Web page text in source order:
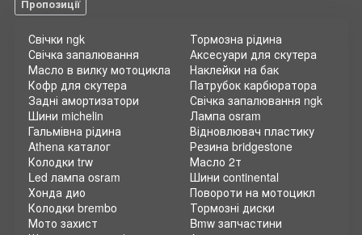
зручний для вас час, а доставка буде здійснена оперативно
Пропозиції
Свічки ngk
Свічка запалювання
Масло в вилку мотоцикла
Кофр для скутера
Задні амортизатори
Шини michelin
Гальмівна рідина
Athena каталог
Тормозна рідина
Аксесуари для скутера
Наклейки на бак
Патрубок карбюратора
Свічка запалювання ngk
Лампа osram
Відновлювач пластику
Резина bridgestone
Колодки trw
Led лампа osram
Хонда дио
Колодки brembo
Мото захист
Масло 2т
Шини continental
Повороти на мотоцикл
Тормозні диски
Bmw запчастини